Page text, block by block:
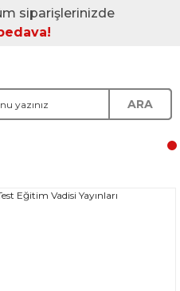
siparişlerinizde
ARA